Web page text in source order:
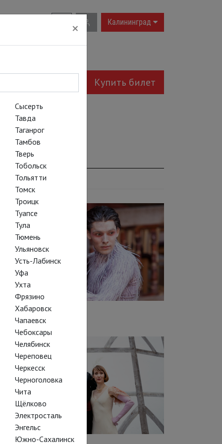
Калининград
Купить билет
Буря
×
Сысерть
Тавда
Таганрог
Тамбов
Тверь
Тобольск
Тольятти
Томск
Троицк
Туапсе
Тула
Тюмень
Ульяновск
Усть-Лабинск
Уфа
Ухта
Фрязино
Хабаровск
Чапаевск
Чебоксары
Челябинск
Череповец
Черкесск
Черноголовка
Чита
Щёлково
Электросталь
Энгельс
Южно-Сахалинск